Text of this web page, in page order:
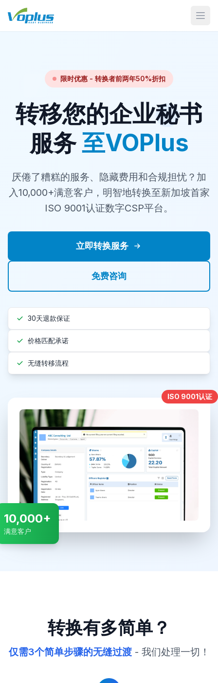
打开
限时优惠 - 转换者前两年50%折扣
转移您的企业秘书
服务至VOPlus
厌倦了糟糕的服务、隐藏费用和合规担忧？加
入10,000+满意客户，明智地转换至新加坡首家
ISO 9001认证数字CSP平台。
立即转换服务
免费咨询
30天退款保证
价格匹配承诺
无缝转移流程
ISO 9001认证
10,000+
满意客户
转换有多简单？
仅需3个简单步骤的无缝过渡- 我们处理一切！